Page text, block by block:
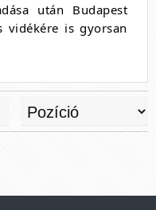
után Budapest
vidékére is gyorsan